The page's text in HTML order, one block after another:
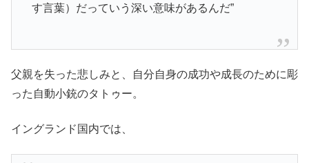
す言葉）だっていう深い意味があるんだ”
父親を失った悲しみと、自分自身の成功や成長のために彫
った自動小銃のタトゥー。
イングランド国内では、